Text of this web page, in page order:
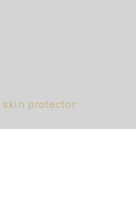
skin protector